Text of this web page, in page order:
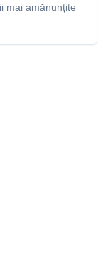
mai amănunțite